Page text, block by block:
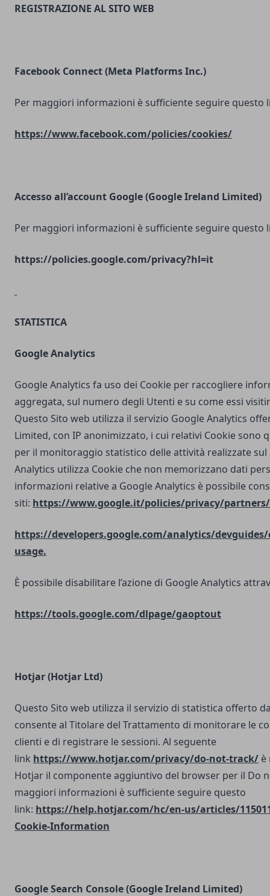
REGISTRAZIONE AL SITO WEB
Facebook Connect (Meta Platforms Inc.)
Per maggiori informazioni è sufficiente seguire questo
https://www.facebook.com/policies/cookies/
Accesso all’account Google (Google Ireland Limited)
Per maggiori informazioni è sufficiente seguire questo
https://policies.google.com/privacy?hl=it
STATISTICA
Google Analytics
Google Analytics fa uso dei Cookie per raccogliere
aggregata, sul numero degli Utenti e su come essi
Questo Sito web utilizza il servizio Google Analytics
Limited, con IP anonimizzato, i cui relativi Cookie sono
per il monitoraggio statistico delle attività realizzate sul
Analytics utilizza Cookie che non memorizzano dati
informazioni relative a Google Analytics è possibile
siti: https://www.google.it/policies/privacy/partners/
https://developers.google.com/analytics/
usage.
È possibile disabilitare l’azione di Google Analytics
https://tools.google.com/dlpage/gaoptout
Hotjar (Hotjar Ltd)
Questo Sito web utilizza il servizio di statistica offerto
consente al Titolare del Trattamento di monitorare le
clienti e di registrare le sessioni. Al seguente
link https://www.hotjar.com/privacy/do-not-track/ è
Hotjar il componente aggiuntivo del browser per il Do
maggiori informazioni è sufficiente seguire questo
link: https://help.hotjar.com/hc/en-us/articles/
Cookie-Information
Google Search Console(Google Ireland Limited)